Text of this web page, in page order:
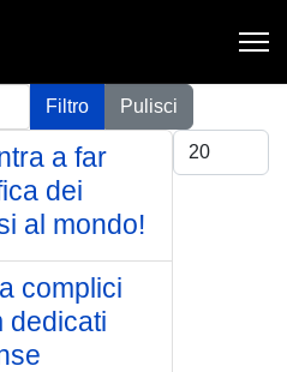
Filtro
Pulisci
Visualizza #
a far
dei
al mondo!
complici
dedicati